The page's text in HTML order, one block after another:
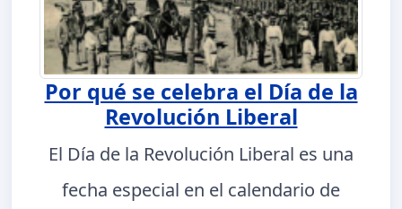
Por qué se celebra el Día de la
Revolución Liberal
El Día de la Revolución Liberal es una
fecha especial en el calendario de